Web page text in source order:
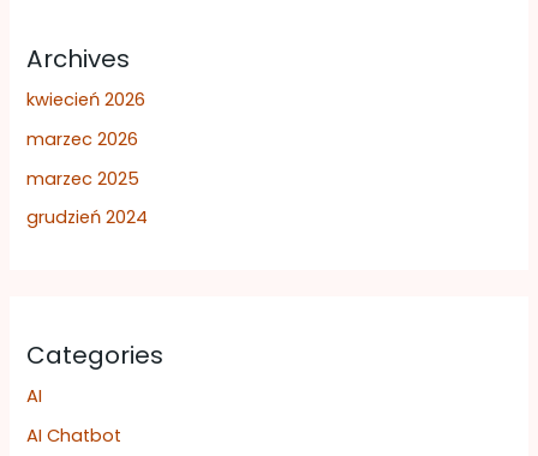
Archives
kwiecień 2026
marzec 2026
marzec 2025
grudzień 2024
Categories
AI
AI Chatbot